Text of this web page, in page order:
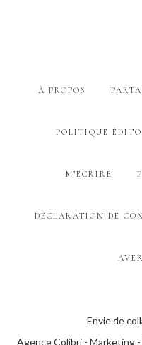
À PROPOS
POLITIQUE
M’ÉCRIRE
DÉCLARATION DE
Envie de
Agence Colibri - Marketing -